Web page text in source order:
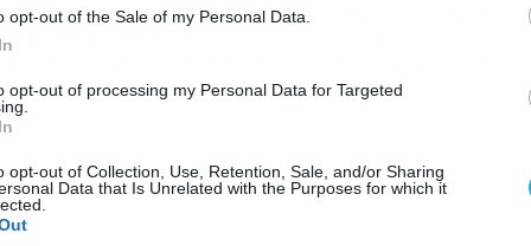
opt-out of the Sale of my Personal Data.
opt-out of processing my Personal Data for Targeted
opt-out of Collection, Use, Retention, Sale, and/or Sharing
Data that Is Unrelated with the Purposes for which it
είναι το χριστουγεννιάτικο δέντρο της Coca Cola… Ενας
από τις Φιλιππίνες επέλεξε να φτιάξει κάτι… ιδιαίτερο
χριστουγεννιάτικο δέντρο. Δείτε το βίντεο…
2022